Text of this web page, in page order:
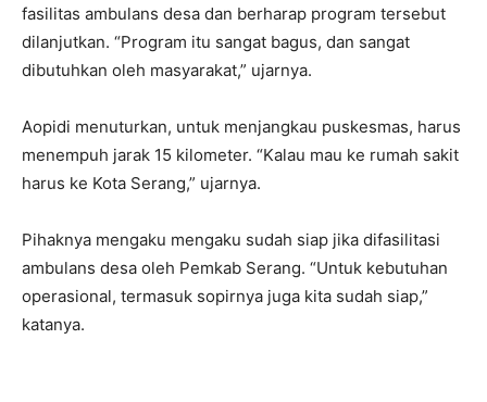
fasilitas ambulans desa dan berharap program tersebut
dilanjutkan. “Program itu sangat bagus, dan sangat
dibutuhkan oleh masyarakat,” ujarnya.
Aopidi menuturkan, untuk menjangkau puskesmas, harus
menempuh jarak 15 kilometer. “Kalau mau ke rumah sakit
harus ke Kota Serang,” ujarnya.
Pihaknya mengaku mengaku sudah siap jika difasilitasi
ambulans desa oleh Pemkab Serang. “Untuk kebutuhan
operasional, termasuk sopirnya juga kita sudah siap,”
katanya.